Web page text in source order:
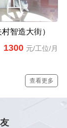
智造大街）
1300 元/工位/月
查看更多